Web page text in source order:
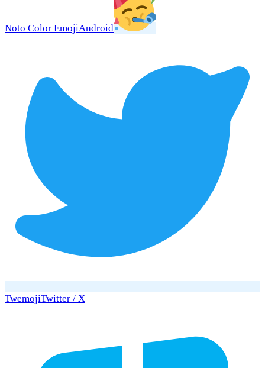
Noto Color EmojiAndroid
TwemojiTwitter / X